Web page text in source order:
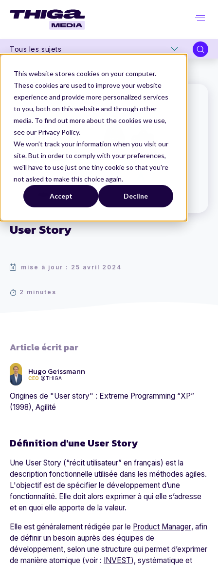
This website stores cookies on your computer.
These cookies are used to improve your website
experience and provide more personalized services
to you, both on this website and through other
media. To find out more about the cookies we use,
see our Privacy Policy.
We won't track your information when you visit our
site. But in order to comply with your preferences,
we'll have to use just one tiny cookie so that you're
not asked to make this choice again.
Accept Decline
Tous les sujets
User Story
mise à jour : 25 avril 2024
2 minutes
Thiga Media Le Dico du Produit User Story
Article écrit par
Hugo Geissmann
CEO @THIGA
Origines de "User story" : Extreme Programming “XP”
(1998), Agilité
Définition d'une User Story
Une User Story (“récit utilisateur” en français) est la
description fonctionnelle utilisée dans les méthodes agiles.
L'objectif est de spécifier le développement d’une
fonctionnalité. Elle doit alors exprimer à qui elle s’adresse
et en quoi elle apporte de la valeur.
Elle est généralement rédigée par le Product Manager, afin
de définir un besoin auprès des équipes de
développement, selon une structure qui permet d’exprimer
de manière atomique (voir :
INVEST), systématique et